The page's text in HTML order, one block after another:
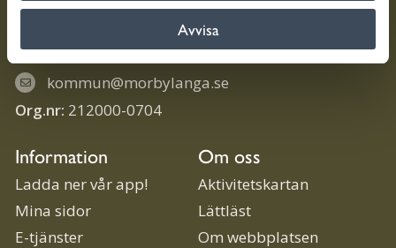
Avvisa
010-354 70 00
kommun@morbylanga.se
Org.nr: 212000-0704
Information
Ladda ner vår app!
Mina sidor
E-tjänster
Om oss
Aktivitetskartan
Lättläst
Om webbplatsen